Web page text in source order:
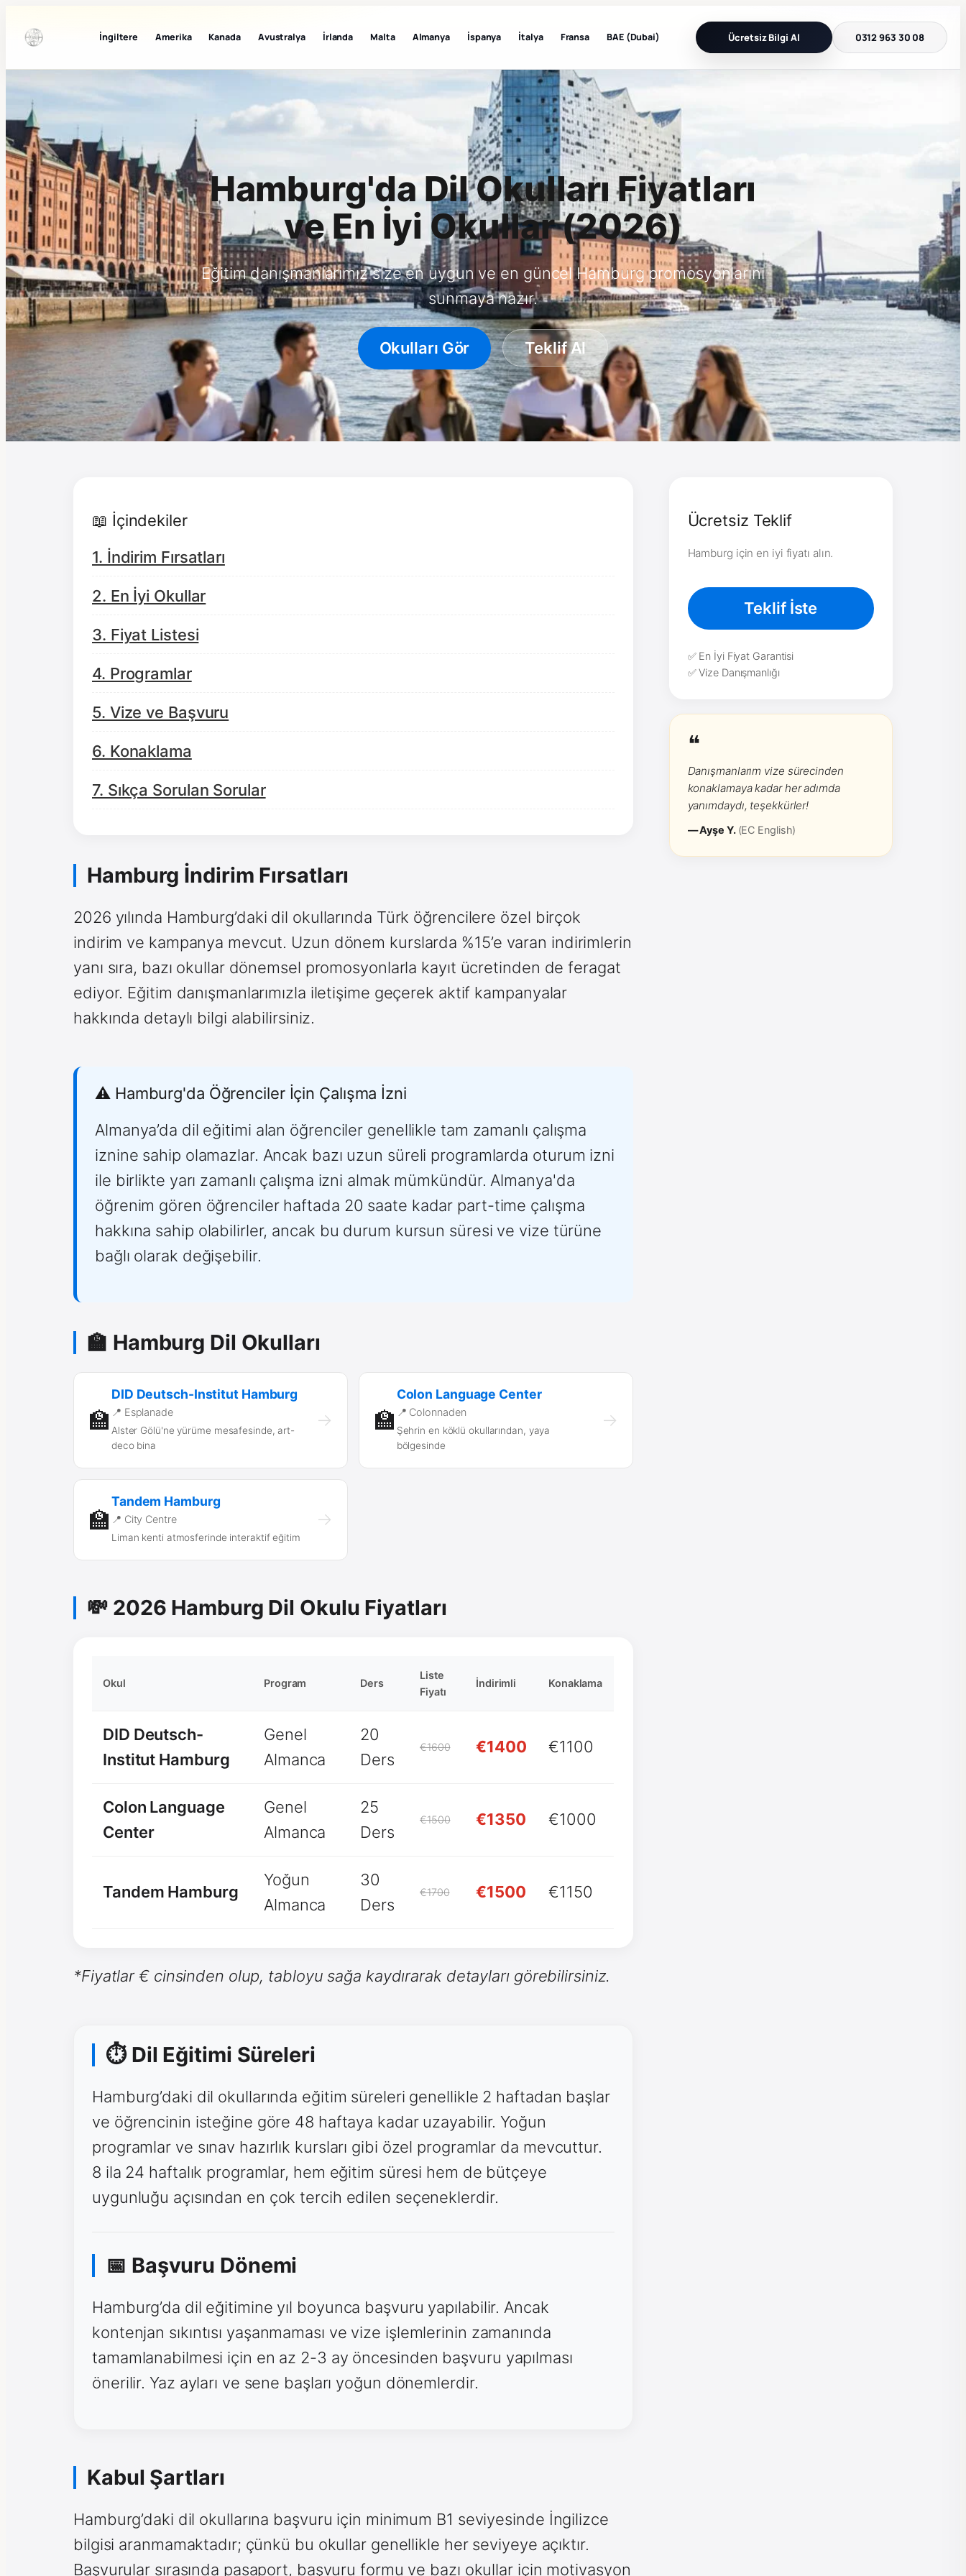
İngiltere Amerika Kanada Avustralya İrlanda Malta Almanya İspanya İtalya Fransa BAE (Dubai) Ücretsiz Bilgi Al 0312 963 30 08
Hamburg'da Dil Okulları Fiyatları
ve En İyi Okullar (2026)
Eğitim danışmanlarımız size en uygun ve en güncel Hamburg promosyonlarını
sunmaya hazır.
Okulları Gör Teklif Al
📖 İçindekiler
1. İndirim Fırsatları
2. En İyi Okullar
3. Fiyat Listesi
4. Programlar
5. Vize ve Başvuru
6. Konaklama
7. Sıkça Sorulan Sorular
Hamburg İndirim Fırsatları
2026 yılında Hamburg’daki dil okullarında Türk öğrencilere özel birçok
indirim ve kampanya mevcut. Uzun dönem kurslarda %15’e varan indirimlerin
yanı sıra, bazı okullar dönemsel promosyonlarla kayıt ücretinden de feragat
ediyor. Eğitim danışmanlarımızla iletişime geçerek aktif kampanyalar
hakkında detaylı bilgi alabilirsiniz.
⚠️ Hamburg'da Öğrenciler İçin Çalışma İzni
Almanya’da dil eğitimi alan öğrenciler genellikle tam zamanlı çalışma
iznine sahip olamazlar. Ancak bazı uzun süreli programlarda oturum izni
ile birlikte yarı zamanlı çalışma izni almak mümkündür. Almanya'da
öğrenim gören öğrenciler haftada 20 saate kadar part-time çalışma
hakkına sahip olabilirler, ancak bu durum kursun süresi ve vize türüne
bağlı olarak değişebilir.
🏫 Hamburg Dil Okulları
🏫
DID Deutsch-Institut Hamburg
📍 Esplanade
Alster Gölü'ne yürüme mesafesinde, art-
deco bina
→ 🏫
Colon Language Center
📍 Colonnaden
Şehrin en köklü okullarından, yaya
bölgesinde
→
🏫
Tandem Hamburg
📍 City Centre
Liman kenti atmosferinde interaktif eğitim
→
💸 2026 Hamburg Dil Okulu Fiyatları
Okul Program Ders
Liste
Fiyatı
İndirimli Konaklama
DID Deutsch-
Institut Hamburg
Genel
Almanca
20
Ders
€1600 €1400 €1100
Colon Language
Center
Genel
Almanca
25
Ders
€1500 €1350 €1000
Tandem Hamburg
Yoğun
Almanca
30
Ders
€1700 €1500 €1150
*Fiyatlar € cinsinden olup, tabloyu sağa kaydırarak detayları görebilirsiniz.
⏱ Dil Eğitimi Süreleri
Hamburg’daki dil okullarında eğitim süreleri genellikle 2 haftadan başlar
ve öğrencinin isteğine göre 48 haftaya kadar uzayabilir. Yoğun
programlar ve sınav hazırlık kursları gibi özel programlar da mevcuttur.
8 ila 24 haftalık programlar, hem eğitim süresi hem de bütçeye
uygunluğu açısından en çok tercih edilen seçeneklerdir.
📅 Başvuru Dönemi
Hamburg’da dil eğitimine yıl boyunca başvuru yapılabilir. Ancak
kontenjan sıkıntısı yaşanmaması ve vize işlemlerinin zamanında
tamamlanabilmesi için en az 2-3 ay öncesinden başvuru yapılması
önerilir. Yaz ayları ve sene başları yoğun dönemlerdir.
Kabul Şartları
Hamburg’daki dil okullarına başvuru için minimum B1 seviyesinde İngilizce
bilgisi aranmamaktadır; çünkü bu okullar genellikle her seviyeye açıktır.
Başvurular sırasında pasaport, başvuru formu ve bazı okullar için motivasyon
Ücretsiz Teklif
Hamburg için en iyi fiyatı alın.
Teklif İste
✅ En İyi Fiyat Garantisi
✅ Vize Danışmanlığı
❝
Danışmanlarım vize sürecinden
konaklamaya kadar her adımda
yanımdaydı, teşekkürler!
— Ayşe Y. (EC English)